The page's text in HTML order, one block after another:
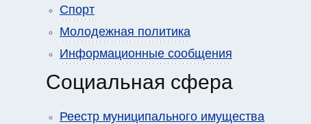
Спорт
Молодежная политика
Информационные сообщения
Социальная сфера
Реестр муниципального имущества